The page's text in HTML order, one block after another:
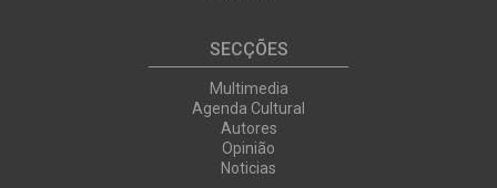
SECÇÕES
Multimedia
Agenda Cultural
Autores
Opinião
Noticias